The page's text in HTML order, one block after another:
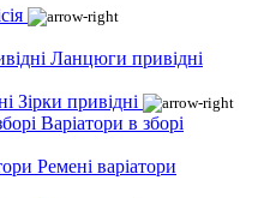
Ланцюги привідні
Зірки привідні
Варіатори в зборі
Ремені варіатори